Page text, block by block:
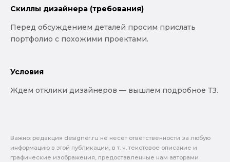
Скиллы дизайнера (требования)
Перед обсуждением деталей просим прислать
портфолио с похожими проектами.
Условия
Ждем отклики дизайнеров — вышлем подробное ТЗ.
Важно: pедакция designer.ru не несет ответственности за любую
информацию в этой публикации, в т. ч. текстовое описание и
графические изображения, предоставленные нам авторами